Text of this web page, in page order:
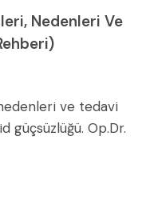
Nedenleri Ve
ve tedavi
güçsüzlüğü. Op.Dr.